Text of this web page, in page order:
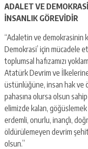
ADALET VE
İNSANLIK GÖREVİDİR
“Adaletin ve demokrasinin
Demokrasi’ için mücadele
toplumsal hafızamızı
Atatürk Devrim ve
üstünlüğüne, insan hak ve
pahasına olursa olsun
elimizde kalan, göğüslemek
erdemli, onurlu, inançlı,
öldürülemeyen devrim
olsun.”